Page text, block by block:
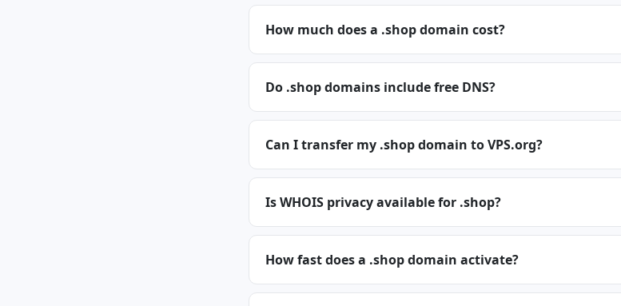
How much does a .shop domain cost?
Do .shop domains include free DNS?
Can I transfer my .shop domain to VPS.org?
Is WHOIS privacy available for .shop?
How fast does a .shop domain activate?